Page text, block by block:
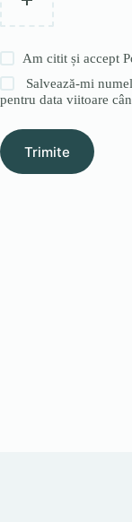
Am citit și accept
Salvează-mi
pentru data viitoare
Trimite